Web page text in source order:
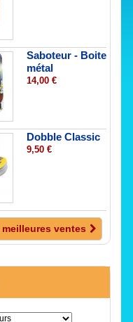
Saboteur - Boite
métal
14,00 €
Dobble Classic
9,50 €
ventes